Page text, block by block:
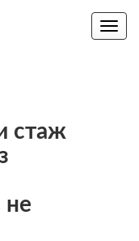
Toggle
стаж
не